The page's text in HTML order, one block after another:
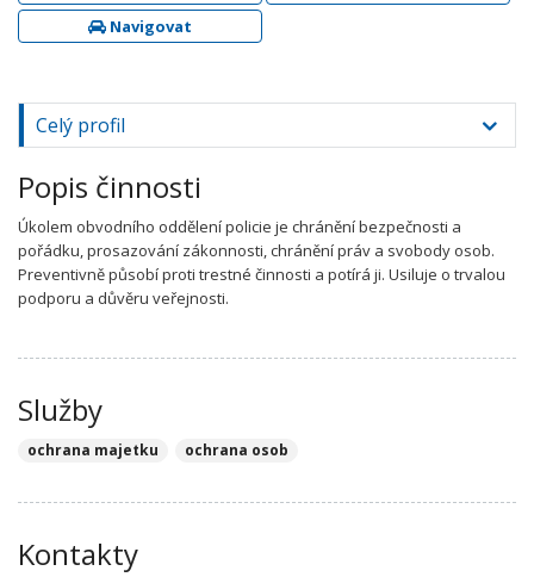
Navigovat
Celý profil
Popis činnosti
Úkolem obvodního oddělení policie je chránění bezpečnosti a
pořádku, prosazování zákonnosti, chránění práv a svobody osob.
Preventivně působí proti trestné činnosti a potírá ji. Usiluje o trvalou
podporu a důvěru veřejnosti.
Služby
ochrana majetku ochrana osob
Kontakty